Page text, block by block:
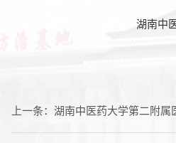
湖南中
上一条： 湖南中医药大学第二附属医院